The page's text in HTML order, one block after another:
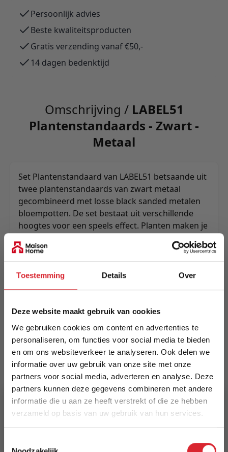
Toestemming Details Over
Deze website maakt gebruik van cookies
We gebruiken cookies om content en advertenties te
personaliseren, om functies voor social media te bieden
en om ons websiteverkeer te analyseren. Ook delen we
informatie over uw gebruik van onze site met onze
partners voor social media, adverteren en analyse. Deze
partners kunnen deze gegevens combineren met andere
informatie die u aan ze heeft verstrekt of die ze hebben
verzameld op basis van uw gebruik van hun services.
Persoonlijk advies
Beste kwaliteitsproducten
Gratis verzending vanaf €50,-
14 dagen bedenktijd
Omschrijving / LABEL51
Plantenstandaards - Zwart -
Metaal
Set Plantenstandaard van LABEL51 betsaande uit
twee plantenstandaards van zwart metaal
gecombineerd met losse black sanded metalen
bloempotten. De set bestaat uit verschillende
hoogtes voor een speels effect. Planten maken je
interieur compleet! En zeker als je deze decoreert
in deze stijlvolle LABEL51 Set Plantenstandaard.
Met deze musthave zet jij je plantjes nog net even
extra in het zonnetje.
Merk
LABEL51
EAN
8718885275766
Prijs
€ 59,00